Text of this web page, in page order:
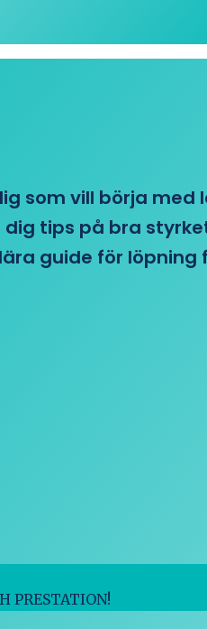
som vill börja med
tips på bra
guide för
PRESTATION!